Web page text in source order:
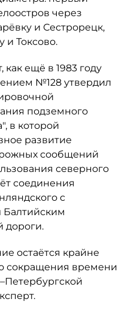
через
и Сестрорецк,
и Токсово.
ещё в 1983 году
№128 утвердил
подземного
в которой
развитие
сообщений
северного
соединения
с
Балтийским
дороги.
остаётся крайне
сокращения времени